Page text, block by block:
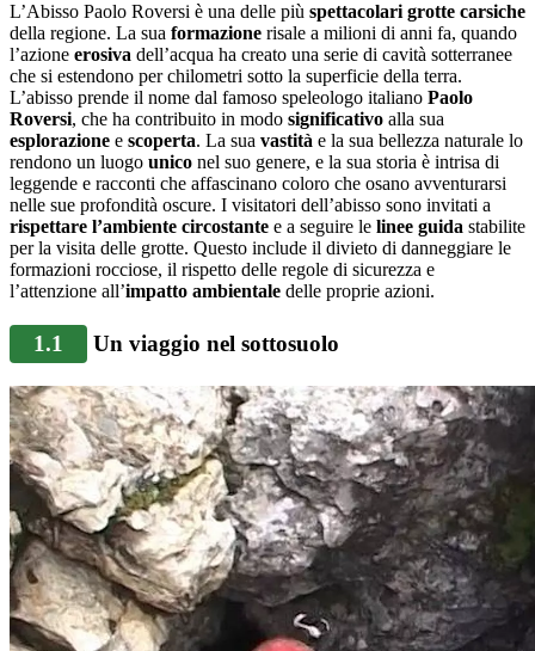
L’Abisso Paolo Roversi è una delle più spettacolari grotte carsiche
della regione. La sua formazione risale a milioni di anni fa, quando
l’azione erosiva dell’acqua ha creato una serie di cavità sotterranee
che si estendono per chilometri sotto la superficie della terra.
L’abisso prende il nome dal famoso speleologo italiano Paolo
Roversi, che ha contribuito in modo significativo alla sua
esplorazione e scoperta. La sua vastità e la sua bellezza naturale lo
rendono un luogo unico nel suo genere, e la sua storia è intrisa di
leggende e racconti che affascinano coloro che osano avventurarsi
nelle sue profondità oscure. I visitatori dell’abisso sono invitati a
rispettare l’ambiente circostante e a seguire le linee guida stabilite
per la visita delle grotte. Questo include il divieto di danneggiare le
formazioni rocciose, il rispetto delle regole di sicurezza e
l’attenzione all’impatto ambientale delle proprie azioni.
1.1 Un viaggio nel sottosuolo